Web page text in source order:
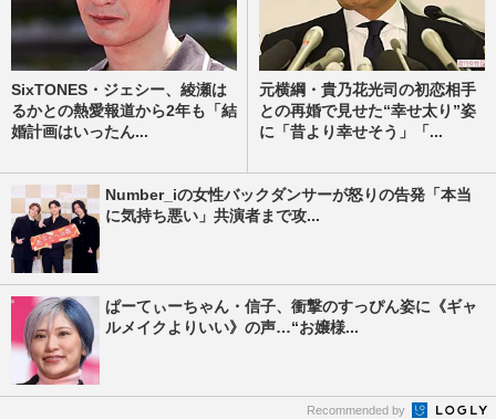
SixTONES・ジェシー、綾瀬は
るかとの熱愛報道から2年も「結
婚計画はいったん...
元横綱・貴乃花光司の初恋相手
との再婚で見せた“幸せ太り”姿
に「昔より幸せそう」「...
Number_iの女性バックダンサーが怒りの告発「本当
に気持ち悪い」共演者まで攻...
ぱーてぃーちゃん・信子、衝撃のすっぴん姿に《ギャ
ルメイクよりいい》の声…“お嬢様...
Recommended by